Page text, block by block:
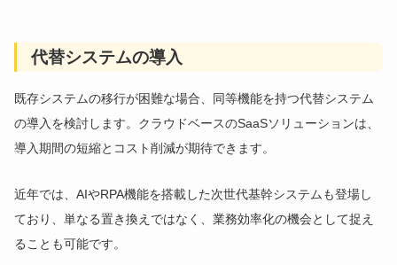
代替システムの導入
既存システムの移行が困難な場合、同等機能を持つ代替システム
の導入を検討します。クラウドベースのSaaSソリューションは、
導入期間の短縮とコスト削減が期待できます。
近年では、AIやRPA機能を搭載した次世代基幹システムも登場し
ており、単なる置き換えではなく、業務効率化の機会として捉え
ることも可能です。